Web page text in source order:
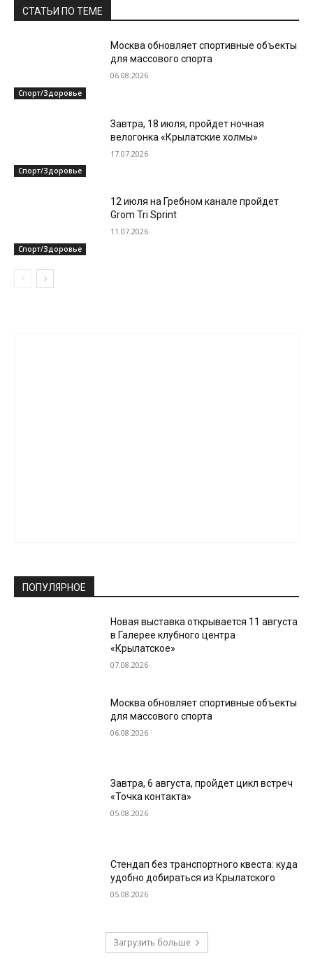
СТАТЬИ ПО ТЕМЕ
Спорт/Здоровье
Москва обновляет спортивные объекты
для массового спорта
06.08.2026
Спорт/Здоровье
Завтра, 18 июля, пройдет ночная
велогонка «Крылатские холмы»
17.07.2026
Спорт/Здоровье
12 июля на Гребном канале пройдет
Grom Tri Sprint
11.07.2026
ПОПУЛЯРНОЕ
Новая выставка открывается 11 августа
в Галерее клубного центра
«Крылатское»
07.08.2026
Москва обновляет спортивные объекты
для массового спорта
06.08.2026
Завтра, 6 августа, пройдет цикл встреч
«Точка контакта»
05.08.2026
Стендап без транспортного квеста: куда
удобно добираться из Крылатского
05.08.2026
Загрузить больше